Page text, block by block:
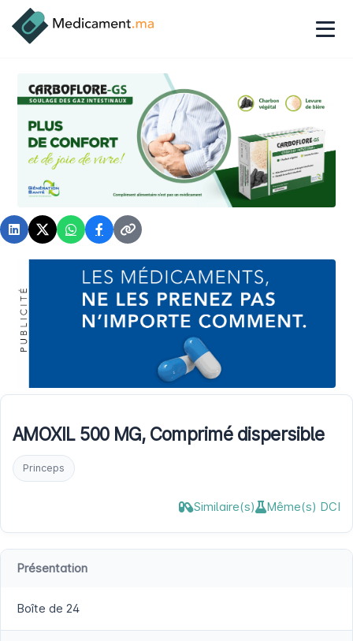
AMOXIL 500 MG, Comprimé dispersible
Princeps
Similaire(s) Même(s) DCI
Présentation
Boîte de 24